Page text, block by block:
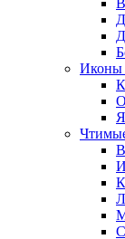
Иконы